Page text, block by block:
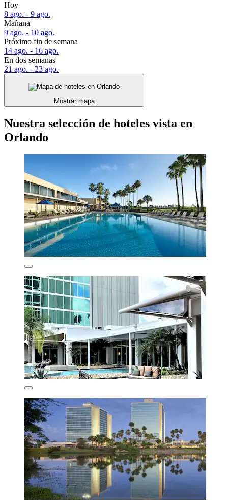
Hoy
8 ago. - 9 ago.
Mañana
9 ago. - 10 ago.
Próximo fin de semana
14 ago. - 16 ago.
En dos semanas
21 ago. - 23 ago.
Mostrar mapa
Nuestra selección de hoteles vista en
Orlando